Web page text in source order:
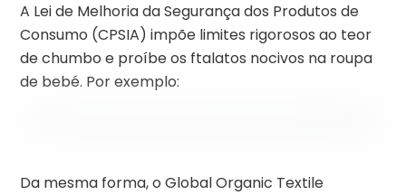
A Lei de Melhoria da Segurança dos Produtos de
Consumo (CPSIA) impõe limites rigorosos ao teor
de chumbo e proíbe os ftalatos nocivos na roupa
de bebé. Por exemplo:
Da mesma forma, o Global Organic Textile